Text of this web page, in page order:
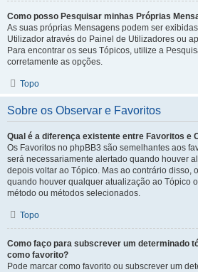
Como posso Pesquisar minhas Próprias
As suas próprias Mensagens podem ser
Utilizador através do Painel de Utilizadores ou
Para encontrar os seus Tópicos, utilize a
corretamente as opções.
Topo
Sobre os Observar e Favoritos
Qual é a diferença existente entre Favoritos e
Os Favoritos no phpBB3 são semelhantes aos
será necessariamente alertado quando houver
depois voltar ao Tópico. Mas ao contrário disso,
quando houver qualquer atualização ao Tópico
método ou métodos selecionados.
Topo
Como faço para subscrever um determinado
como favorito?
Pode marcar como favorito ou subscrever um